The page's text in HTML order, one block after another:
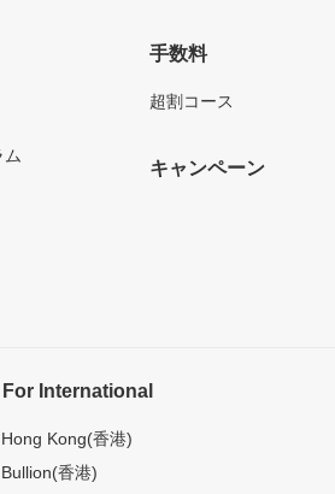
手数料
超割コース
キャンペーン
International
Kong(香港)
香港)